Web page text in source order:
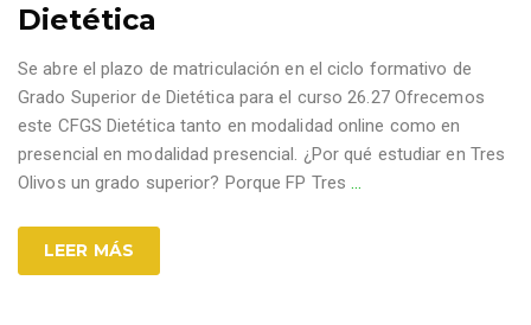
Dietética
Se abre el plazo de matriculación en el ciclo formativo de
Grado Superior de Dietética para el curso 26.27 Ofrecemos
este CFGS Dietética tanto en modalidad online como en
presencial en modalidad presencial. ¿Por qué estudiar en Tres
Olivos un grado superior? Porque FP Tres…
LEER MÁS